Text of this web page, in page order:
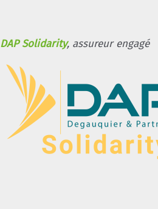
DAP Solidarity, assureur engagé